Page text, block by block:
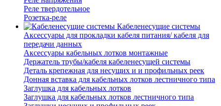
Реле твердотельное
Розетка-реле
Кабеленесущие системы
Аксессуары для прокладки кабеля питания/ кабеля для
передачи данных
Аксессуары кабельных лотков монтажные
Держатель трубы/кабеля кабеленесущей системы
Деталь крепежная для несущих и и профильных реек
Донная вставка для кабельных лотков лестничного типа
Заглушка для кабельных лотков
Заглушка для кабельных лотков лестничного типа